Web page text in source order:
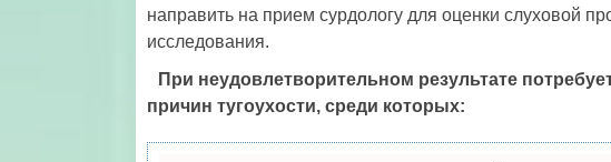
направить на прием сурдологу для оценки слуховой
исследования.
При неудовлетворительном результате
причин тугоухости, среди которых: